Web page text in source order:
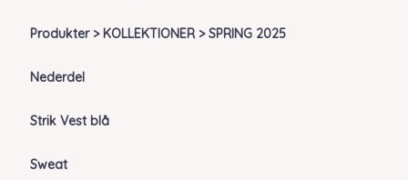
Produkter > KOLLEKTIONER > SPRING 2025
Nederdel
Strik Vest blå
Sweat